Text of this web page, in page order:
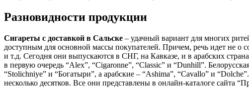
Разновидности продукции
Сигареты с доставкой в Сальске – удачный вариант для многих
доступным для основной массы покупателей. Причем, речь идет не о
и т.д. Сегодня они выпускаются в СНГ, на Кавказе, и в арабских
в первую очередь “Alex”, “Cigaronne”, “Classic” и “Dunhill”.
“Stolichniye” и “Богатыри”, а арабские – “Ashima”, “Cavallo” и “Dolche”.
несколько десятков. Все они представлены в онлайн-каталоге сайта